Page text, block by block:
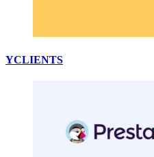
YCLIENTS